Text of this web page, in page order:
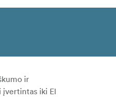
ir
įvertintas iki El